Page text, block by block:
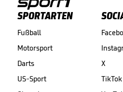
SPORTARTEN
Fußball
Motorsport
Darts
US-Sport
X
TikTok